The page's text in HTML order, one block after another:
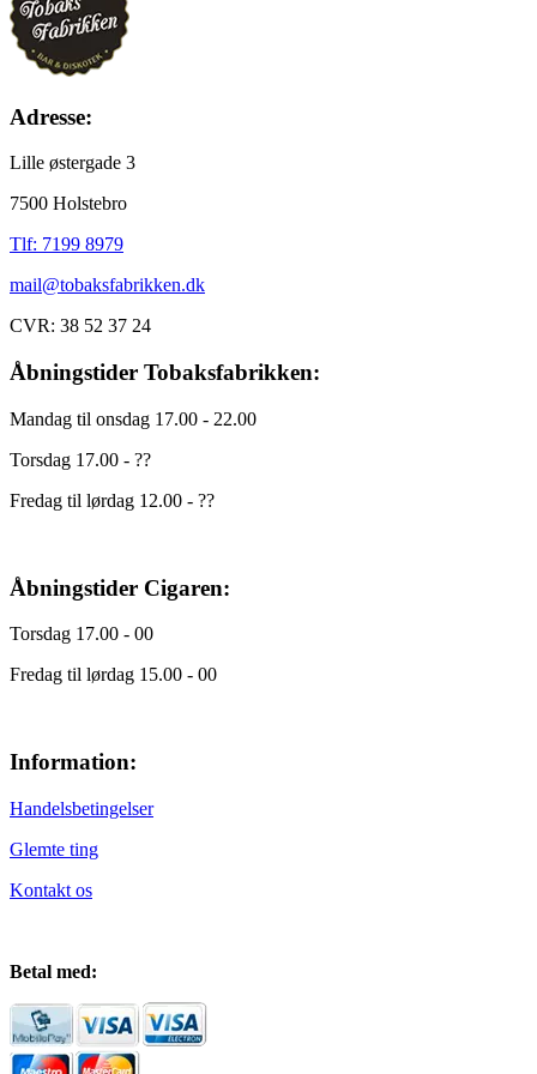
Adresse:
Lille østergade 3
7500 Holstebro
Tlf: 7199 8979
mail@tobaksfabrikken.dk
CVR: 38 52 37 24
Åbningstider Tobaksfabrikken:
Mandag til onsdag 17.00 - 22.00
Torsdag 17.00 - ??
Fredag til lørdag 12.00 - ??
Åbningstider Cigaren:
Torsdag 17.00 - 00
Fredag til lørdag 15.00 - 00
Information:
Handelsbetingelser
Glemte ting
Kontakt os
Betal med: